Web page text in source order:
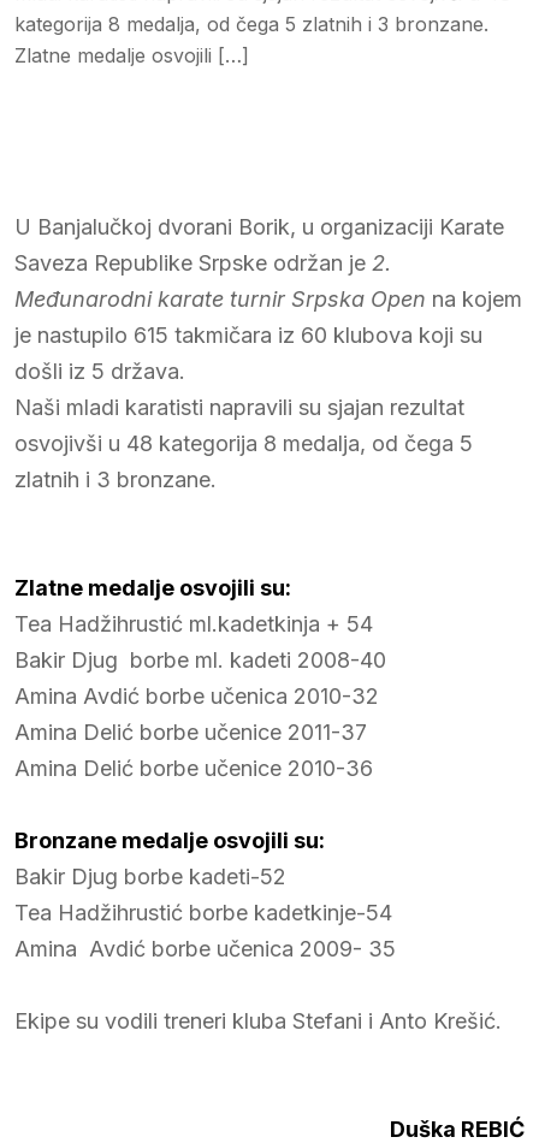
kategorija 8 medalja, od čega 5 zlatnih i 3 bronzane.
Zlatne medalje osvojili […]
U Banjalučkoj dvorani Borik, u organizaciji Karate
Saveza Republike Srpske održan je 2.
Međunarodni karate turnir Srpska Open na kojem
je nastupilo 615 takmičara iz 60 klubova koji su
došli iz 5 država.
Naši mladi karatisti napravili su sjajan rezultat
osvojivši u 48 kategorija 8 medalja, od čega 5
zlatnih i 3 bronzane.
Zlatne medalje osvojili su:
Tea Hadžihrustić ml.kadetkinja + 54
Bakir Djug borbe ml. kadeti 2008-40
Amina Avdić borbe učenica 2010-32
Amina Delić borbe učenice 2011-37
Amina Delić borbe učenice 2010-36
Bronzane medalje osvojili su:
Bakir Djug borbe kadeti-52
Tea Hadžihrustić borbe kadetkinje-54
Amina Avdić borbe učenica 2009- 35
Ekipe su vodili treneri kluba Stefani i Anto Krešić.
Duška REBIĆ